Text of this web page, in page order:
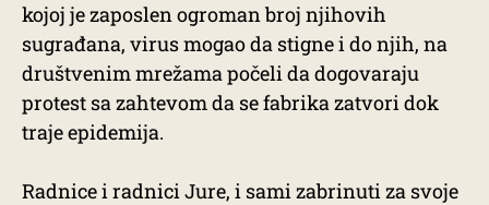
kojoj je zaposlen ogroman broj njihovih
sugrađana, virus mogao da stigne i do njih, na
društvenim mrežama počeli da dogovaraju
protest sa zahtevom da se fabrika zatvori dok
traje epidemija.
Radnice i radnici Jure, i sami zabrinuti za svoje